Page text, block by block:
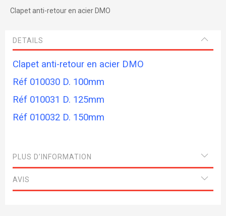
Clapet anti-retour en acier DMO
DETAILS
Clapet anti-retour en acier DMO
Réf 010030 D. 100mm
Réf 010031 D. 125mm
Réf 010032 D. 150mm
PLUS D’INFORMATION
AVIS